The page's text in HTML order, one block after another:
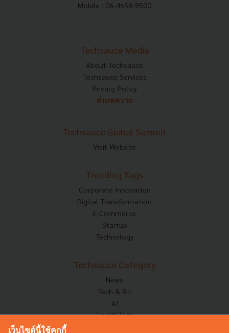
Mobile : 06-4658-9500
Techsauce Media
About Techsauce
Techsauce Services
Privacy Policy
ส่งบทความ
Techsauce Global Summit
Visit Website
Trending Tags
Corporate Innovation
Digital Transformation
E-Commerce
Startup
Technology
Techsauce Category
News
Tech & Biz
AI
HealthTech
เว็บไซต์นี้ใช้คุกกี้